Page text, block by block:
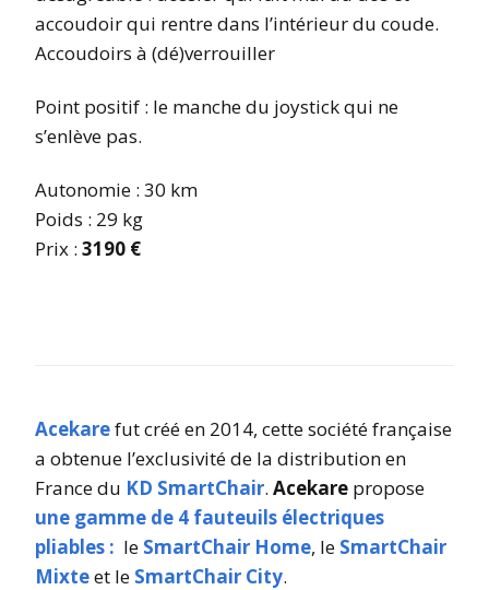
accoudoir qui rentre dans l’intérieur du coude.
Accoudoirs à (dé)verrouiller
Point positif : le manche du joystick qui ne
s’enlève pas.
Autonomie : 30 km
Poids : 29 kg
Prix : 3190 €
Acekarefut créé en 2014, cette société française
a obtenue l’exclusivité de la distribution en
France du KD SmartChair. Acekare propose
une gamme de 4 fauteuils électriques
pliables : le SmartChair Home, le SmartChair
Mixteet le SmartChair City.